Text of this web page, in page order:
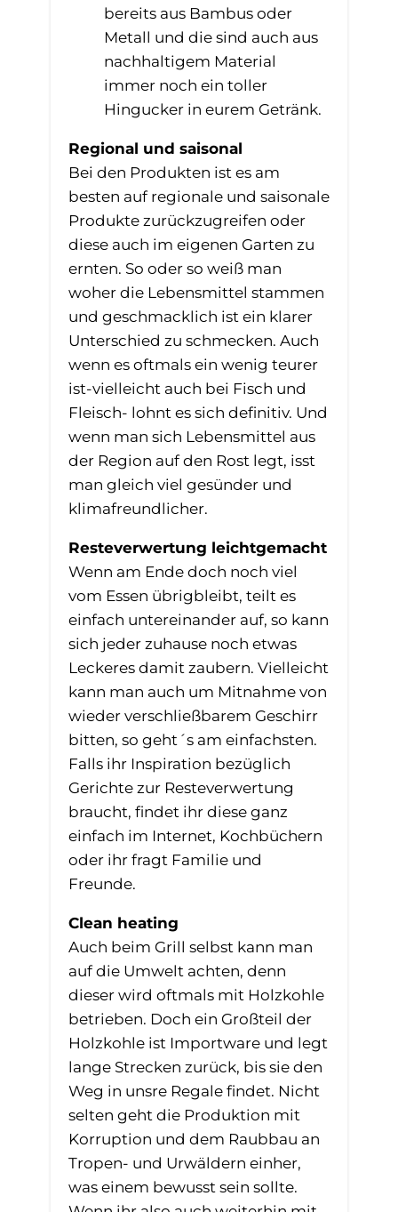
bereits aus Bambus oder
Metall und die sind auch aus
nachhaltigem Material
immer noch ein toller
Hingucker in eurem Getränk.
Regional und saisonal
Bei den Produkten ist es am
besten auf regionale und saisonale
Produkte zurückzugreifen oder
diese auch im eigenen Garten zu
ernten. So oder so weiß man
woher die Lebensmittel stammen
und geschmacklich ist ein klarer
Unterschied zu schmecken. Auch
wenn es oftmals ein wenig teurer
ist-vielleicht auch bei Fisch und
Fleisch- lohnt es sich definitiv. Und
wenn man sich Lebensmittel aus
der Region auf den Rost legt, isst
man gleich viel gesünder und
klimafreundlicher.
Resteverwertung leichtgemacht
Wenn am Ende doch noch viel
vom Essen übrigbleibt, teilt es
einfach untereinander auf, so kann
sich jeder zuhause noch etwas
Leckeres damit zaubern. Vielleicht
kann man auch um Mitnahme von
wieder verschließbarem Geschirr
bitten, so geht´s am einfachsten.
Falls ihr Inspiration bezüglich
Gerichte zur Resteverwertung
braucht, findet ihr diese ganz
einfach im Internet, Kochbüchern
oder ihr fragt Familie und
Freunde.
Clean heating
Auch beim Grill selbst kann man
auf die Umwelt achten, denn
dieser wird oftmals mit Holzkohle
betrieben. Doch ein Großteil der
Holzkohle ist Importware und legt
lange Strecken zurück, bis sie den
Weg in unsre Regale findet. Nicht
selten geht die Produktion mit
Korruption und dem Raubbau an
Tropen- und Urwäldern einher,
was einem bewusst sein sollte.